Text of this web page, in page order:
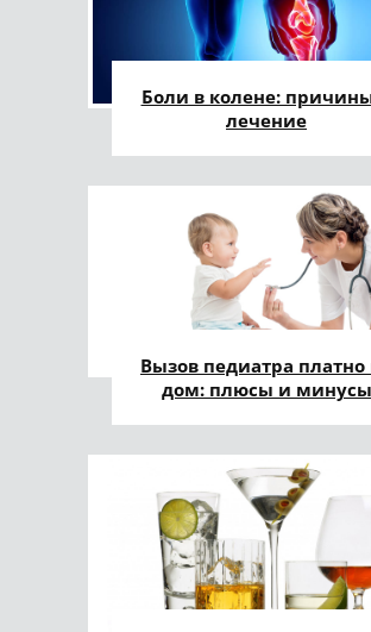
Боли в колене:
лечение
Вызов педиатра платно
дом: плюсы и минусы